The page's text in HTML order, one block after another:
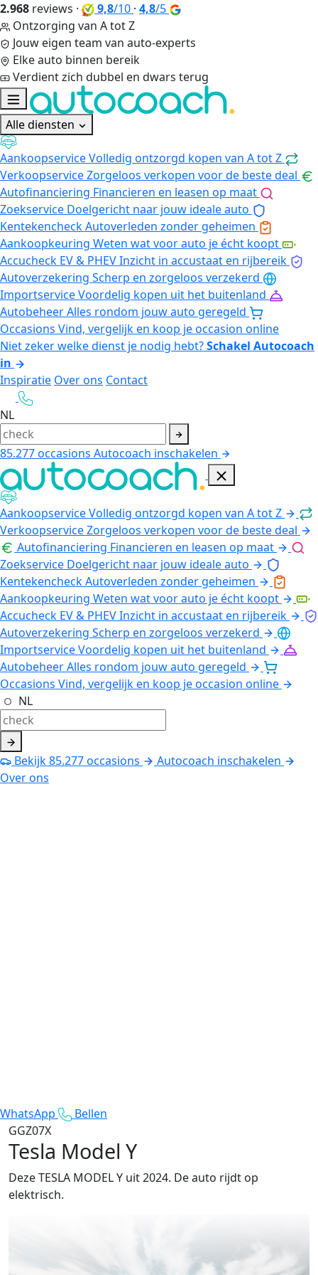
2.968 reviews · 9,8/10 · 4,8/5
Ontzorging van A tot Z
Jouw eigen team van auto-experts
Elke auto binnen bereik
Verdient zich dubbel en dwars terug
Alle diensten
AankoopserviceVolledig ontzorgd kopen van A tot Z
VerkoopserviceZorgeloos verkopen voor de beste deal
Autofinanciering Financieren en leasen op maat
Zoekservice Doelgericht naar jouw ideale auto
KentekencheckAutoverleden zonder geheimen
Aankoopkeuring Weten wat voor auto je écht koopt
Accucheck EV & PHEVInzicht in accustaat en rijbereik
Autoverzekering Scherp en zorgeloos verzekerd
ImportserviceVoordelig kopen uit het buitenland
AutobeheerAlles rondom jouw auto geregeld
Occasions Vind, vergelijk en koop je occasion online
Niet zeker welke dienst je nodig hebt?Schakel Autocoach
in
Inspiratie Over ons Contact
NL
85.277occasions Autocoach inschakelen
AankoopserviceVolledig ontzorgd kopen van A tot Z
VerkoopserviceZorgeloos verkopen voor de beste deal
Autofinanciering Financieren en leasen op maat
Zoekservice Doelgericht naar jouw ideale auto
KentekencheckAutoverleden zonder geheimen
Aankoopkeuring Weten wat voor auto je écht koopt
Accucheck EV & PHEVInzicht in accustaat en rijbereik
Autoverzekering Scherp en zorgeloos verzekerd
ImportserviceVoordelig kopen uit het buitenland
AutobeheerAlles rondom jouw auto geregeld
Occasions Vind, vergelijk en koop je occasion online
NL
Bekijk85.277occasions
Autocoach inschakelen
Over ons
WhatsApp
Bellen
GGZ07X
Tesla Model Y
Deze TESLA MODEL Y uit 2024. De auto rijdt op
elektrisch.